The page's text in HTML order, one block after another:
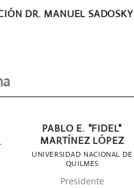
DR. MANUEL SADOSKY
PABLO E. "FIDEL"
MARTÍNEZ LÓPEZ
UNIVERSIDAD NACIONAL DE
QUILMES
Presidente